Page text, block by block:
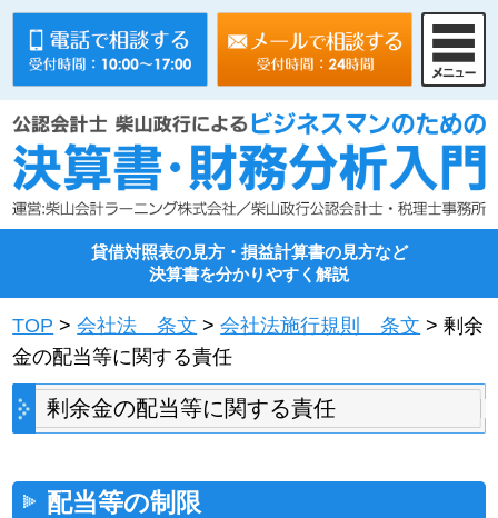
貸借対照表の見方・損益計算書の見方など
決算書を分かりやすく解説
TOP >会社法 条文 >会社法施行規則 条文 > 剰余
金の配当等に関する責任
剰余金の配当等に関する責任
配当等の制限